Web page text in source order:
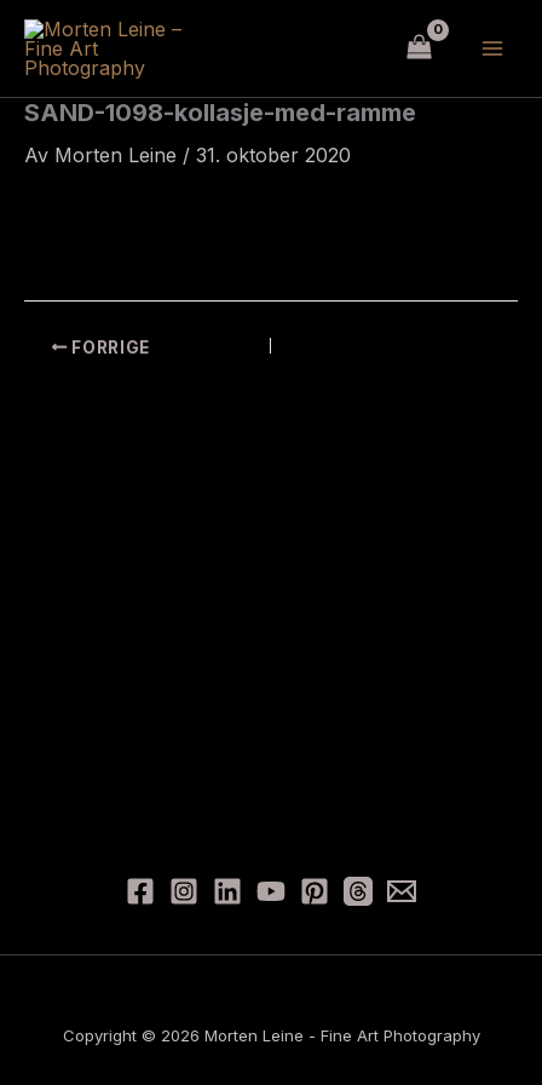
Hopp
rett
innholdet
SAND-1098-kollasje-med-ramme
Av Morten Leine / 31. oktober 2020
FORRIGE
Copyright © 2026 Morten Leine - Fine Art Photography